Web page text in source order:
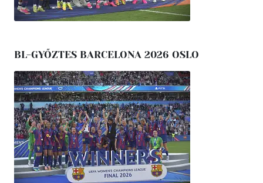
BL-GYŐZTES BARCELONA 2026 OSLO